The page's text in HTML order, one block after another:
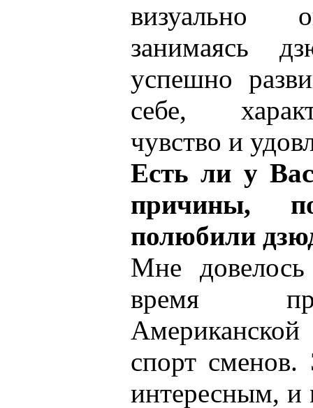
визуально
занимаясь
успешно
себе,
чувство и
Есть ли у
причины,
полюбили
Мне
время
спорт сменов.
интересным, и